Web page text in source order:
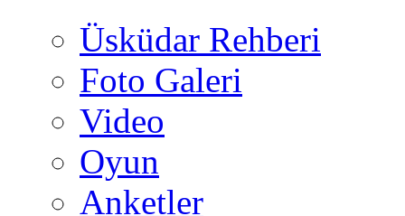
Üsküdar Rehberi
Foto Galeri
Video
Oyun
Anketler